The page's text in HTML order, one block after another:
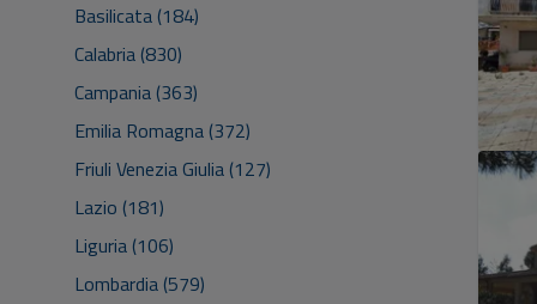
Basilicata (184)
Calabria (830)
Campania (363)
Emilia Romagna (372)
Friuli Venezia Giulia (127)
Lazio (181)
Liguria (106)
Lombardia (579)